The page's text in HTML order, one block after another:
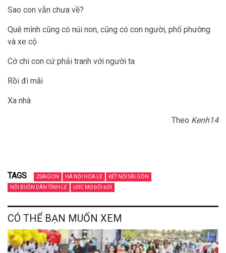
Sao con vẫn chưa về?
Quê mình cũng có núi non, cũng có con người, phố phường
và xe cộ
Cớ chi con cứ phải tranh với người ta
Rồi đi mãi
Xa nhà
Theo Kenh14